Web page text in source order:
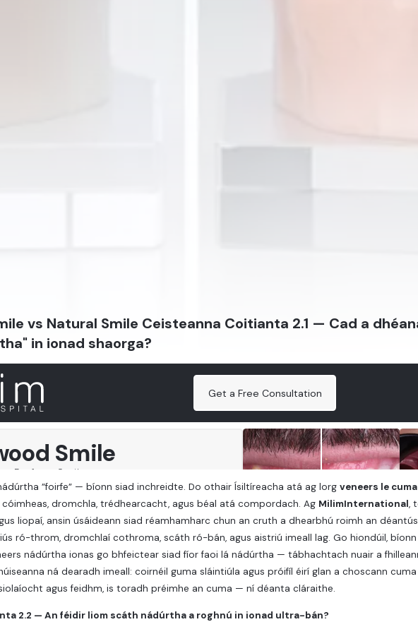
vs Natural Smile Ceisteanna Coitianta 2.1 — Cad a
in ionad shaorga?
”foirfe” — bíonn siad inchreidte. Do othair Ísiltíreacha atá ag lorgveneers le
dromchla, trédhearcacht, agus béal atá compordach. Ag MilimInternational,
liopaí, ansin úsáideann siad réamhamharc chun an cruth a dhearbhú roimh an
ró-throm, dromchlaí cothroma, scáth ró-bán, agus aistriú imeall lag. Go hiondúil,
nádúrtha ionas go bhfeictear siad fíor faoi lá nádúrtha — tábhachtach nuair a
ná dearadh imeall: coirnéil guma sláintiúla agus próifíl éirí glan a choscann cuma
agus feidhm, is toradh préimhe an cuma — ní déanta cláraithe.
2.2 — An féidir liom scáth nádúrtha a roghnú in ionad ultra-bán?